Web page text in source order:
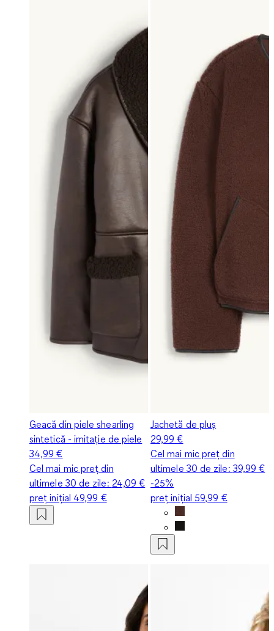
Geacă din piele shearling
sintetică - imitație de piele
34,99 €
Cel mai mic preț din
ultimele 30 de zile: 24,09 €
preț inițial 49,99 €
Jachetă de pluș
29,99 €
Cel mai mic preț din
ultimele 30 de zile: 39,99 €
-25%
preț inițial 59,99 €